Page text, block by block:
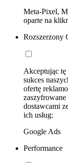
Meta-Pixel,
oparte na
Rozszerzony
Akceptując tę
sukces
ofertę
dostawcami
ich usług:
Google Ads
Performance